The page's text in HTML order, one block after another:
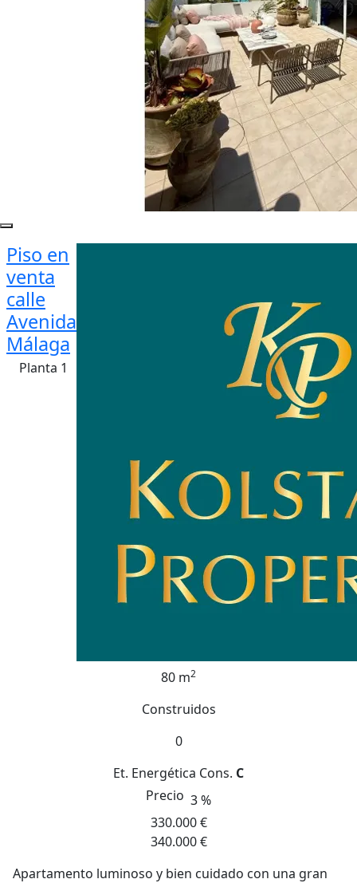
Piso en
venta
calle
Avenida
Málaga
Planta 1
80 m2
Construidos
0
Et. Energética Cons. C
Precio 3 %
330.000 €
340.000 €
Apartamento luminoso y bien cuidado con una gran